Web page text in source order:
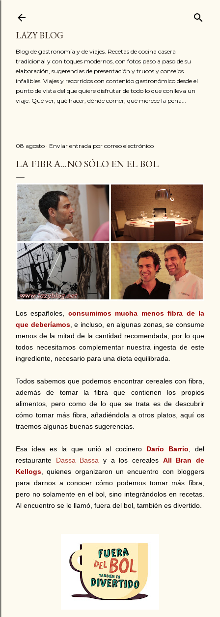
LAZY BLOG
Blog de gastronomía y de viajes. Recetas de cocina casera
tradicional y con toques modernos, con fotos paso a paso de su
elaboración, sugerencias de presentación y trucos y consejos
infalibles. Viajes y recorridos con contenido gastronómico desde el
punto de vista del que quiere disfrutar de todo lo que conlleva un
viaje. Qué ver, qué hacer, dónde comer, qué merece la pena...
08 agosto Enviar entrada por correo electrónico
LA FIBRA...NO SÓLO EN EL BOL
Los españoles, consumimos mucha menos fibra de la
que deberíamos, e incluso, en algunas zonas, se consume
menos de la mitad de la cantidad recomendada, por lo que
todos necesitamos complementar nuestra ingesta de este
ingrediente, necesario para una dieta equilibrada.
Todos sabemos que podemos encontrar cereales con fibra,
además de tomar la fibra que contienen los propios
alimentos, pero como de lo que se trata es de descubrir
cómo tomar más fibra, añadiéndola a otros platos, aquí os
traemos algunas buenas sugerencias.
Esa idea es la que unió al cocinero Darío Barrio , del
restaurante Dassa Bassa y a los cereales All Bran de
Kellogs , quienes organizaron un encuentro con bloggers
para darnos a conocer cómo podemos tomar más fibra,
pero no solamente en el bol, sino integrándolos en recetas.
Al encuentro se le llamó, fuera del bol, también es divertido.